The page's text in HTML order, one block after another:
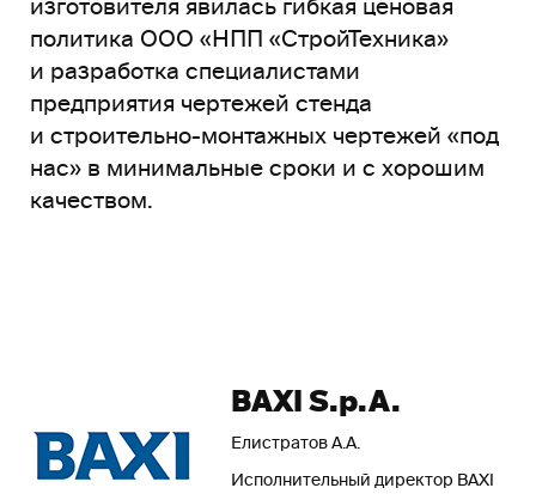
изготовителя явилась гибкая ценовая
политика ООО «НПП «СтройТехника»
и разработка специалистами
предприятия чертежей стенда
и строительно-монтажных чертежей «под
нас» в минимальные сроки и с хорошим
качеством.
BAXI S.p.A.
Елистратов А.А.
Исполнительный директор BAXI